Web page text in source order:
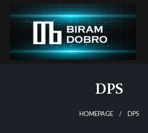
Skip
content
DPS
HOMEPAGE DPS